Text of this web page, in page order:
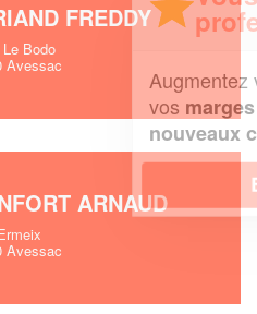
FREDDY
Bodo
Avessac
ARNAUD
Avessac
?
votrechiffre d'affaireset
tout en gagnant de